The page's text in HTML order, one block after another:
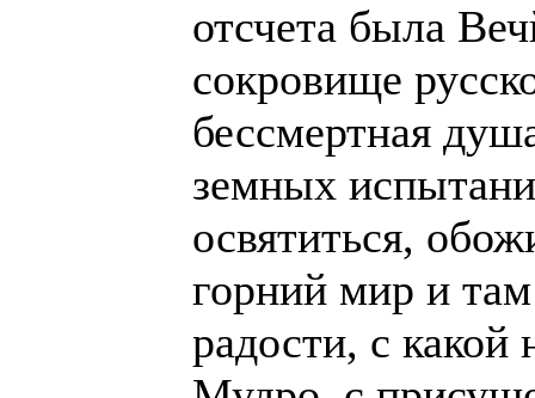
отсчета была
сокровище
бессмертная
земных
освятиться,
горний мир и
радости, с какой